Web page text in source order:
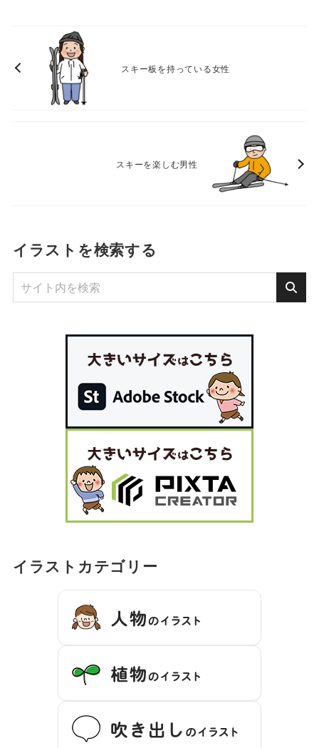
スキー板を持っている女性
スキーを楽しむ男性
イラストを検索する
イラストカテゴリー